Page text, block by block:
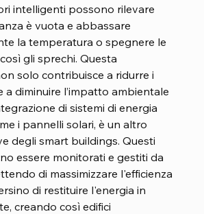
intelligenti possono rilevare
è vuota e abbassare
la temperatura o spegnere le
gli sprechi. Questa
solo contribuisce a ridurre i
a diminuire l’impatto ambientale
di sistemi di energia
i pannelli solari, è un altro
degli smart buildings. Questi
essere monitorati e gestiti da
di massimizzare l'efficienza
di restituire l'energia in
creando così edifici